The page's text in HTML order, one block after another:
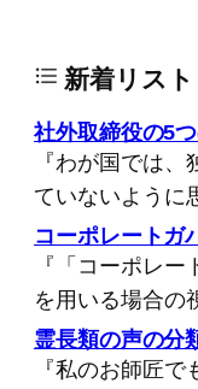
新着リスト
社外取締役の5
『わが国では
ていないように
コーポレートガ
『「コーポレ
を用いる場合の
霊長類の声の分
『私のお師匠